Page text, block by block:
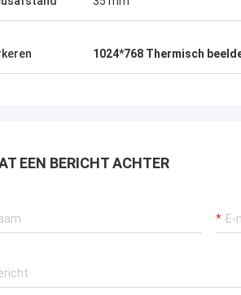
je dienst zo goed is, zal
woord over Xixian Forward
1024*768 Thermisch
EEN BERICHT ACHTER